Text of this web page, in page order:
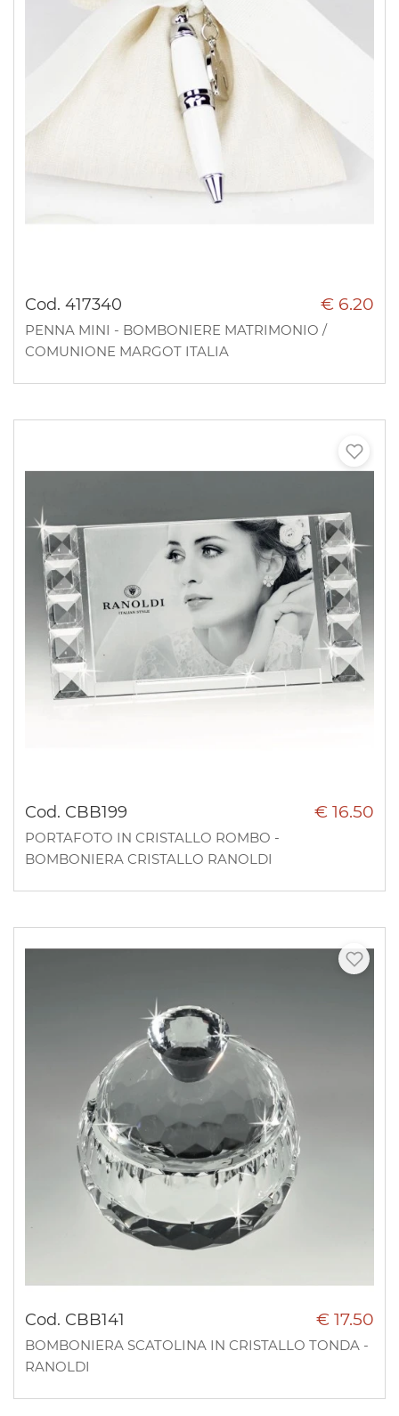
Cod. 417340 € 6.20
PENNA MINI - BOMBONIERE MATRIMONIO /
COMUNIONE MARGOT ITALIA
Cod. CBB199 € 16.50
PORTAFOTO IN CRISTALLO ROMBO -
BOMBONIERA CRISTALLO RANOLDI
Cod. CBB141 € 17.50
BOMBONIERA SCATOLINA IN CRISTALLO TONDA -
RANOLDI